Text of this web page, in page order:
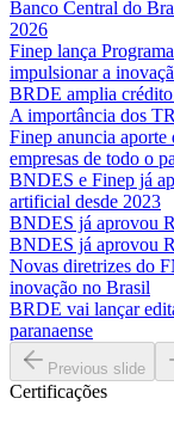
Banco Central do
2026
Finep lança
impulsionar a
BRDE amplia
A importância dos
Finep anuncia aporte
empresas de todo o
BNDES e Finep já
artificial desde 2023
BNDES já aprovou
BNDES já aprovou
Novas diretrizes do
inovação no Brasil
BRDE vai lançar
paranaense
Previous slide
Certificações